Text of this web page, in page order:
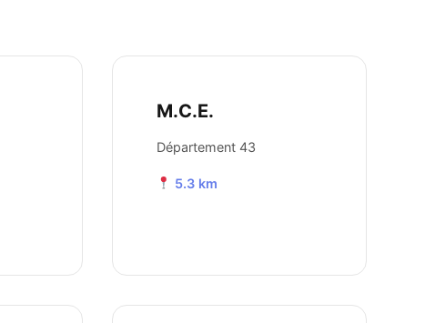
M.C.E.
Département 43
5.3 km